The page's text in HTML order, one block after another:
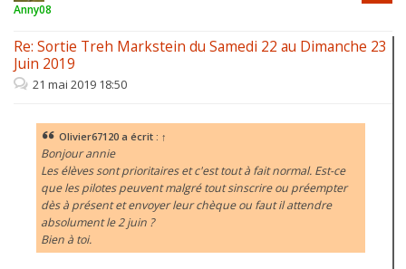
Anny08
Re: Sortie Treh Markstein du Samedi 22 au Dimanche 23
Juin 2019
21 mai 2019 18:50
Olivier67120 a écrit : ↑
Bonjour annie
Les élèves sont prioritaires et c'est tout à fait normal. Est-ce
que les pilotes peuvent malgré tout sinscrire ou préempter
dès à présent et envoyer leur chèque ou faut il attendre
absolument le 2 juin ?
Bien à toi.